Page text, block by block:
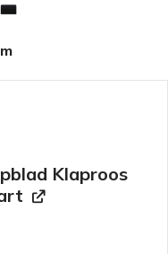
Klaproos